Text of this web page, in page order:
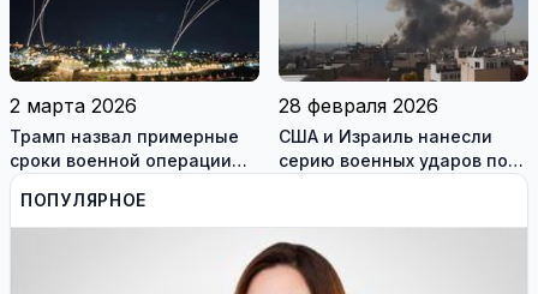
2 марта 2026
Трамп назвал примерные
сроки военной операции
против Ирана
28 февраля 2026
США и Израиль нанесли
серию военных ударов по
ПОПУЛЯРНОЕ